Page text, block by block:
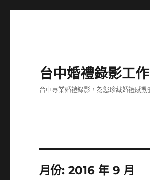
台中婚禮錄影工
台中專業婚禮錄影，為您珍藏婚禮感
月份:2016 年 9 月